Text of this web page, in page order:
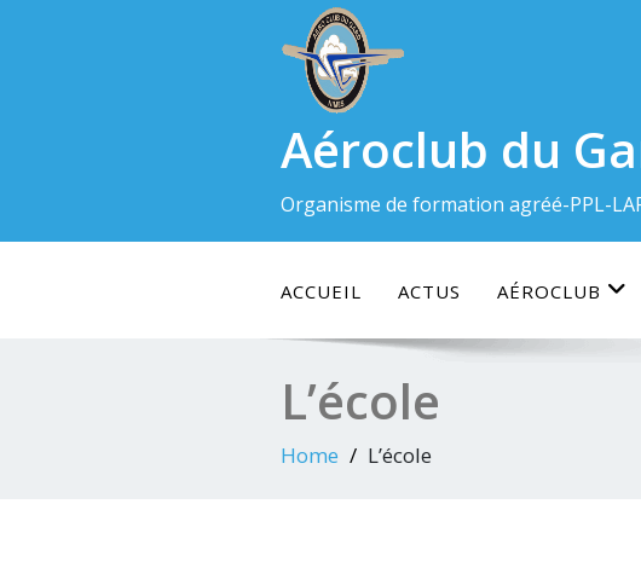
Aéroclub du
Organisme de formation agréé-PPL-
ACCUEIL ACTUS AÉROCLUB
L’école
Home L’école